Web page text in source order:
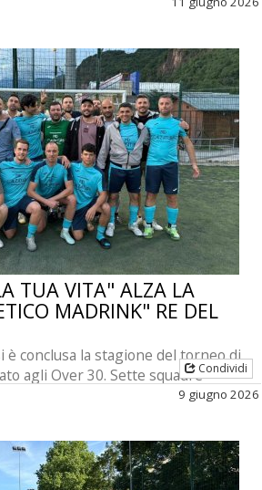
TUA VITA" ALZA LA
MADRINK" RE DEL
è conclusa la stagione del torneo di
agli Over 30. Sette squadre
all'insegna di spor [...]
Condividi
9 giugno 2026